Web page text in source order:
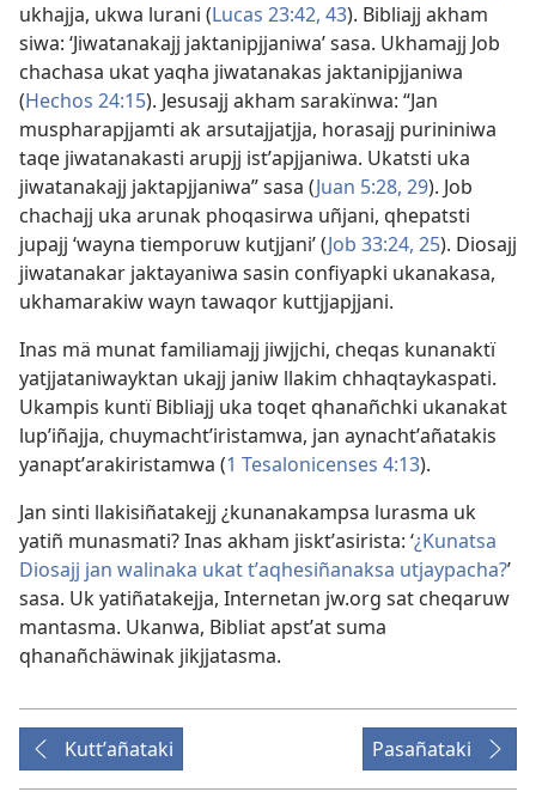
ukhajja, ukwa lurani (Lucas 23:42, 43). Bibliajj akham
siwa: ‘Jiwatanakajj jaktanipjjaniwa’ sasa. Ukhamajj Job
chachasa ukat yaqha jiwatanakas jaktanipjjaniwa
(Hechos 24:15). Jesusajj akham sarakïnwa: “Jan
muspharapjjamti ak arsutajjatjja, horasajj purininiwa
taqe jiwatanakasti arupjj istʼapjjaniwa. Ukatsti uka
jiwatanakajj jaktapjjaniwa” sasa (Juan 5:28, 29). Job
chachajj uka arunak phoqasirwa uñjani, qhepatsti
jupajj ‘wayna tiemporuw kutjjani’ (Job 33:24, 25). Diosajj
jiwatanakar jaktayaniwa sasin confiyapki ukanakasa,
ukhamarakiw wayn tawaqor kuttjjapjjani.
Inas mä munat familiamajj jiwjjchi, cheqas kunanaktï
yatjjataniwayktan ukajj janiw llakim chhaqtaykaspati.
Ukampis kuntï Bibliajj uka toqet qhanañchki ukanakat
lupʼiñajja, chuymachtʼiristamwa, jan aynachtʼañatakis
yanaptʼarakiristamwa (1 Tesalonicenses 4:13).
Jan sinti llakisiñatakejj ¿kunanakampsa lurasma uk
yatiñ munasmati? Inas akham jisktʼasirista: ‘¿Kunatsa
Diosajj jan walinaka ukat tʼaqhesiñanaksa utjaypacha?’
sasa. Uk yatiñatakejja, Internetan jw.org sat cheqaruw
mantasma. Ukanwa, Bibliat apstʼat suma
qhanañchäwinak jikjjatasma.
Kuttʼañataki Pasañataki